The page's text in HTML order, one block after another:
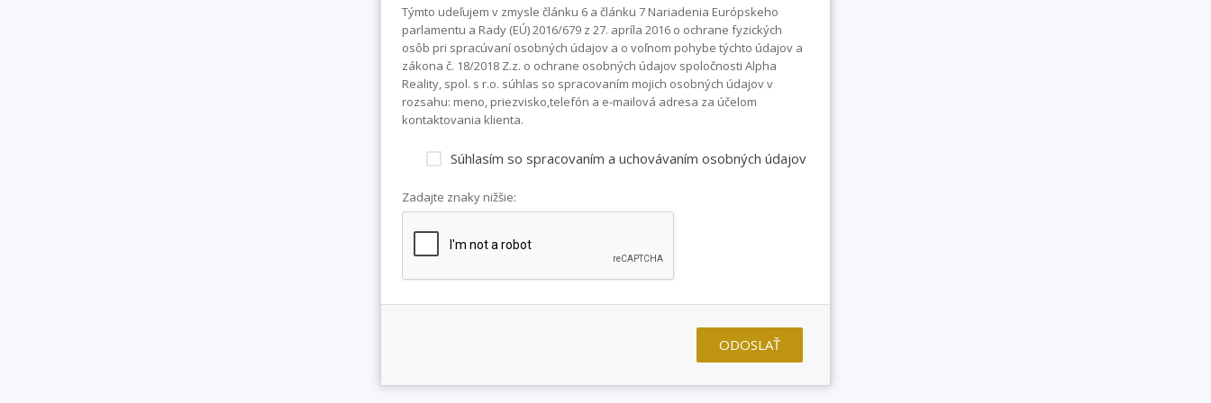
Týmto udeľujem v zmysle článku 6 a článku 7 Nariadenia Európskeho
parlamentu a Rady (EÚ) 2016/679 z 27. apríla 2016 o ochrane fyzických
osôb pri spracúvaní osobných údajov a o voľnom pohybe týchto údajov a
zákona č. 18/2018 Z.z. o ochrane osobných údajov spoločnosti Alpha
Reality, spol. s r.o. súhlas so spracovaním mojich osobných údajov v
rozsahu: meno, priezvisko,telefón a e-mailová adresa za účelom
kontaktovania klienta.
Súhlasím so spracovaním a uchovávaním osobných údajov
Zadajte znaky nižšie:
ODOSLAŤ